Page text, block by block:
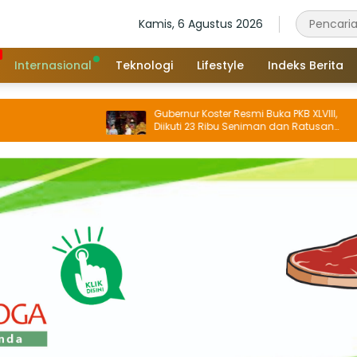
Kamis, 6 Agustus 2026
Internasional Teknologi Lifestyle Indeks Berita
Gubernur Koster Resmi Buka PKB XLVIII,
Diikuti 23 Ribu Seniman dan Ratusan
Sekaa, IKM/UMKM Digratiskan